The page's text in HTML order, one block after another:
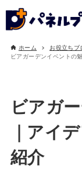
ホーム お役立ちブ
ビアガーデンイベントの
ビアガ
｜アイ
紹介